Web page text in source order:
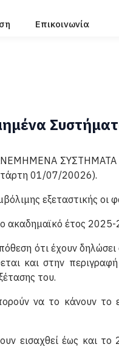
Επικοινωνία
ΣΥΣΤΗΜΑΤΑ
01/07/20026).
εξεταστικής οι
ακαδημαϊκό έτος 2025-
ότι έχουν
και στην
του.
να το κάνουν
εισαχθεί έως και